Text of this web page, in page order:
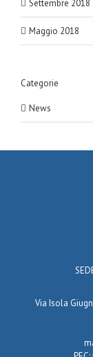
Settembre 2018
Maggio 2018
Categorie
News
Via Isola